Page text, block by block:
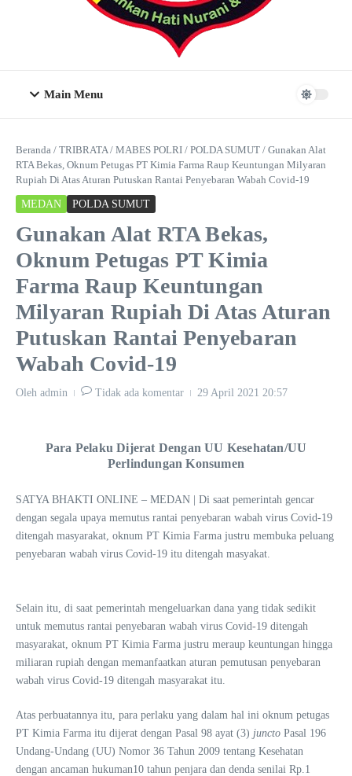
Main Menu
Beranda / TRIBRATA/ MABES POLRI / POLDA SUMUT / Gunakan Alat
RTA Bekas, Oknum Petugas PT Kimia Farma Raup Keuntungan Milyaran
Rupiah Di Atas Aturan Putuskan Rantai Penyebaran Wabah Covid-19
MEDAN POLDA SUMUT
Gunakan Alat RTA Bekas,
Oknum Petugas PT Kimia
Farma Raup Keuntungan
Milyaran Rupiah Di Atas Aturan
Putuskan Rantai Penyebaran
Wabah Covid-19
Oleh admin Tidak ada komentar 29 April 2021 20:57
Para Pelaku Dijerat Dengan UU Kesehatan/UU
Perlindungan Konsumen
SATYA BHAKTI ONLINE – MEDAN | Di saat pemerintah gencar
dengan segala upaya memutus rantai penyebaran wabah virus Covid-19
ditengah masyarakat, oknum PT Kimia Farma justru membuka peluang
penyebaran wabah virus Covid-19 itu ditengah masyakat.
Selain itu, di saat pemerintah mengeluarkan dana yang tidak sedikit
untuk memutus rantai penyebaran wabah virus Covid-19 ditengah
masyarakat, oknum PT Kimia Farma justru meraup keuntungan hingga
miliaran rupiah dengan memanfaatkan aturan pemutusan penyebaran
wabah virus Covid-19 ditengah masyarakat itu.
Atas perbuatannya itu, para perlaku yang dalam hal ini oknum petugas
PT Kimia Farma itu dijerat dengan Pasal 98 ayat (3) juncto Pasal 196
Undang-Undang (UU) Nomor 36 Tahun 2009 tentang Kesehatan
dengan ancaman hukuman10 tahun penjara dan denda senilai Rp.1